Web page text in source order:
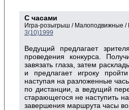
С часами
Игра-розыгрыш / Малоподвижные
3(10)1999
Ведущий предлагает
проведения конкурса.
завязать глаза, затем
и предлагает игроку
наступая на разложенные
по дистанции, а ведущий
старающегося не наступить
завершения маршрута часы